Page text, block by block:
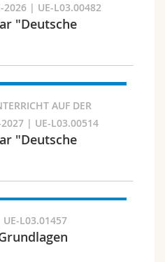
2026 | UE-L03.00482
"Deutsche
AUF DER
2027 | UE-L03.00514
"Deutsche
L03.01457